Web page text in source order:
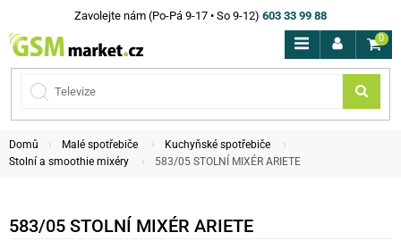
Zavolejte nám (Po-Pá 9-17 • So 9-12) 603 33 99 88
0
Domů Malé spotřebiče
Kuchyňské spotřebiče
Stolní a smoothie mixéry
583/05 STOLNÍ MIXÉR ARIETE
583/05 STOLNÍ MIXÉR ARIETE